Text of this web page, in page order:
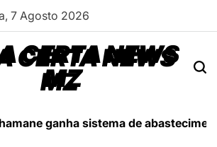
7 Agosto 2026
CERTA NEWS
MZ
ganha sistema de